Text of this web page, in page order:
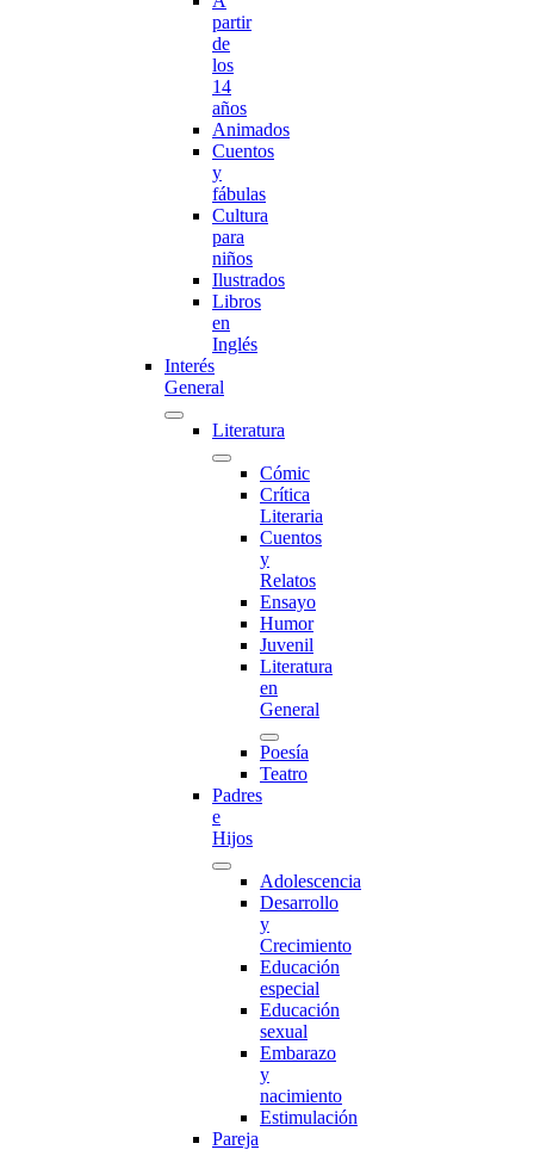
partir
de
los
14
años
Animados
Cuentos
y
fábulas
Cultura
para
niños
Ilustrados
Libros
en
Inglés
Interés
General
Literatura
Cómic
Crítica
Literaria
Cuentos
y
Relatos
Ensayo
Humor
Juvenil
Literatura
en
General
Poesía
Teatro
Padres
e
Hijos
Adolescencia
Desarrollo
y
Crecimiento
Educación
especial
Educación
sexual
Embarazo
y
nacimiento
Estimulación
Pareja